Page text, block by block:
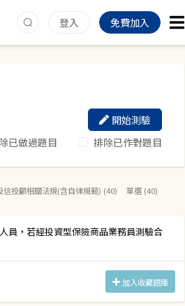
登入 免費加入
已做過題目 排除已作對題目
開始測驗
信投顧相關法規(含自律規範) (40) 單選 (40)
員，若經投資型保險商品業務員測驗合
加入收藏題庫